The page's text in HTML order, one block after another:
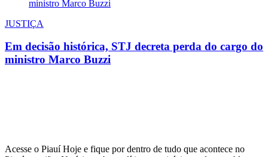
JUSTIÇA
Em decisão histórica, STJ decreta perda do cargo do
ministro Marco Buzzi
Acesse o Piauí Hoje e fique por dentro de tudo que acontece no